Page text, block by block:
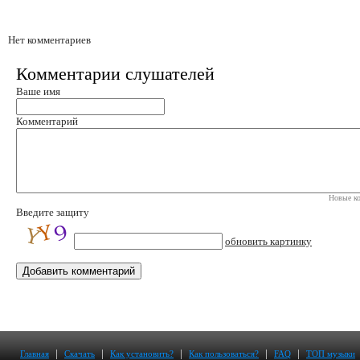
Нет комментариев
Комментарии слушателей
Ваше имя
Комментарий
Новые
Введите защиту
обновить картинку
Главная | Скачать | Как установить? | Как пользоваться? | FAQ | ТОП музыки